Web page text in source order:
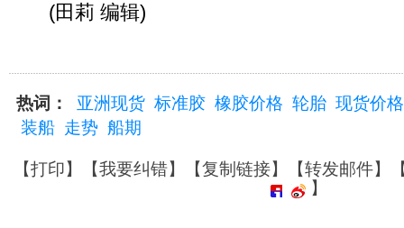
(田莉 编辑)
热词： 亚洲现货 标准胶 橡胶价格 轮胎 现货价格
装船 走势 船期
【打印】【我要纠错】【复制链接】【转发邮件】
】